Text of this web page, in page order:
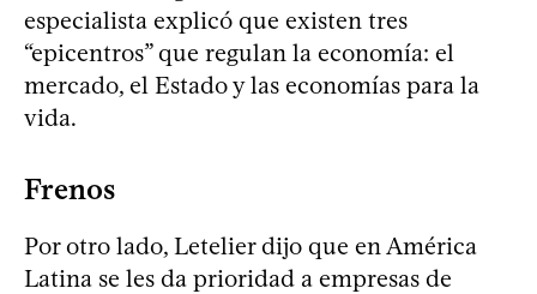
especialista explicó que existen tres
“epicentros” que regulan la economía: el
mercado, el Estado y las economías para la
vida.
Frenos
Por otro lado, Letelier dijo que en América
Latina se les da prioridad a empresas de